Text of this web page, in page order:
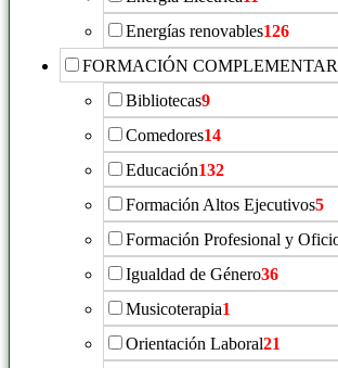
Energías renovables126
FORMACIÓN
Bibliotecas9
Comedores14
Educación132
Formación Altos Ejecutivos5
Formación Profesional y
Igualdad de Género36
Musicoterapia1
Orientación Laboral21